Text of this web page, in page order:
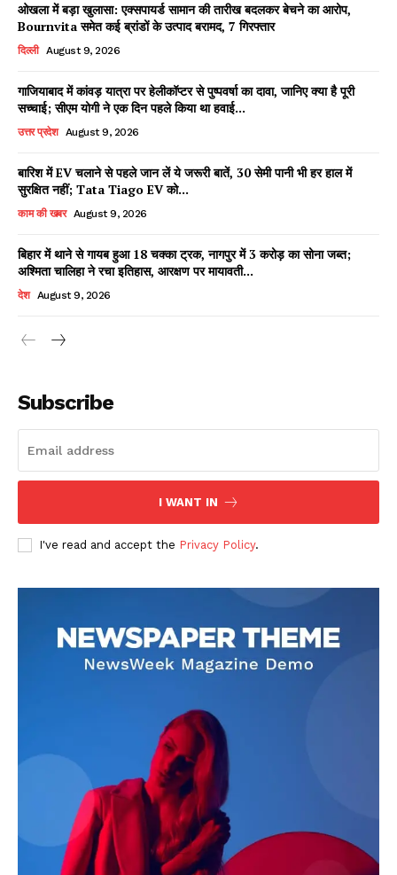
Facebook
X WhatsApp
Share
Read Latest News on AIN
AIN NEWS 1
Contact Us
Privacy Policy
Terms of Use Agreement
ओखला में बड़ा खुलासा: एक्सपायर्ड सामान की तारीख बदलकर बेचने का आरोप,
Bournvita समेत कई ब्रांडों के उत्पाद बरामद, 7 गिरफ्तार
दिल्ली August 9, 2026
गाजियाबाद में कांवड़ यात्रा पर हेलीकॉप्टर से पुष्पवर्षा का दावा, जानिए क्या है पूरी
सच्चाई; सीएम योगी ने एक दिन पहले किया था हवाई...
उत्तर प्रदेश August 9, 2026
बारिश में EV चलाने से पहले जान लें ये जरूरी बातें, 30 सेमी पानी भी हर हाल में
सुरक्षित नहीं; Tata Tiago EV को...
काम की खबर August 9, 2026
बिहार में थाने से गायब हुआ 18 चक्का ट्रक, नागपुर में 3 करोड़ का सोना जब्त;
अश्मिता चालिहा ने रचा इतिहास, आरक्षण पर मायावती...
देश August 9, 2026
Subscribe
I WANT IN
I've read and accept the Privacy Policy.